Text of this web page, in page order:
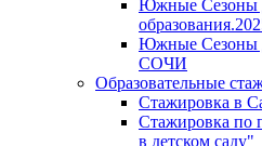
Южные Сезоны
Южные Сезоны
СОЧИ
Образовательные
Стажировка в
Стажировка по
в детском саду"